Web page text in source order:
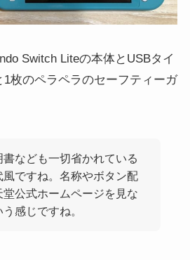
Switch Liteの本体とUSBタイ
枚のペラペラのセーフティーガ
書なども一切省かれている
風ですね。名称やボタン配
堂公式ホームページを見な
感じですね。